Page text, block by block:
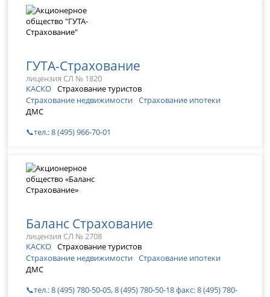
ГУТА-Страхование
лицензия СЛ № 1820
КАСКО Страхование туристов
Страхование недвижимости Страхование ипотеки
ДМС
📞тел.: 8 (495) 966-70-01
Баланс Страхование
лицензия СЛ № 2708
КАСКО Страхование туристов
Страхование недвижимости Страхование ипотеки
ДМС
📞тел.: 8 (495) 780-50-05, 8 (495) 780-50-18 факс: 8 (495) 780-